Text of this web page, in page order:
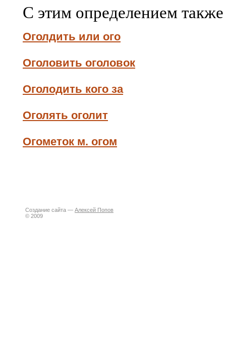
С этим определением
Оголдить или ого
Оголовить оголовок
Оголодить кого за
Оголять оголит
Огометок м. огом
Создание сайта — Алексей Попов
© 2009